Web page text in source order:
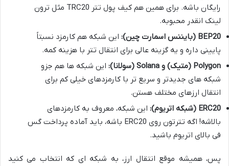
رایگان باشه. برای همین هم کیف پول تتر TRC20 مثل ترون
لینک انقدر محبوبه.
BEP20 (بایننس اسمارت چین):
این شبکه هم کارمزد نسبتاً
پایینی داره و یه گزینه عالی برای انتقال تتر با هزینه کمه.
Polygon (متیک) و Solana (سولانا):
این شبکه ها هم جزو
شبکه های جدیدتر و سریع تر با کارمزدهای خیلی کم برای
انتقال ارزهای مختلف هستن.
ERC20 (شبکه اتریوم):
این شبکه، معروف به کارمزدهای
بالاشه! اگه تترتون روی ERC20 باشه، باید آماده پرداخت گس
فی بالای اتریوم باشید.
پس، همیشه موقع انتقال ارز، به شبکه ای که انتخاب می کنید